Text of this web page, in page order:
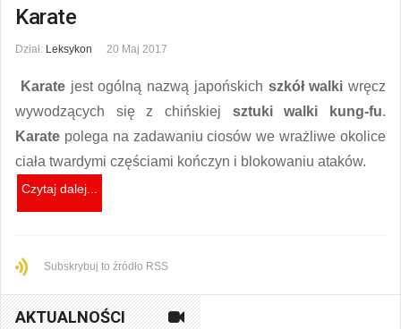
Karate
Dział: Leksykon 20 Maj 2017
Karate jest ogólną nazwą japońskich szkół walki wręcz
wywodzących się z chińskiej sztuki walki kung-fu.
Karate polega na zadawaniu ciosów we wrażliwe okolice
ciała twardymi częściami kończyn i blokowaniu ataków.
Czytaj dalej...
Subskrybuj to źródło RSS
AKTUALNOŚCI